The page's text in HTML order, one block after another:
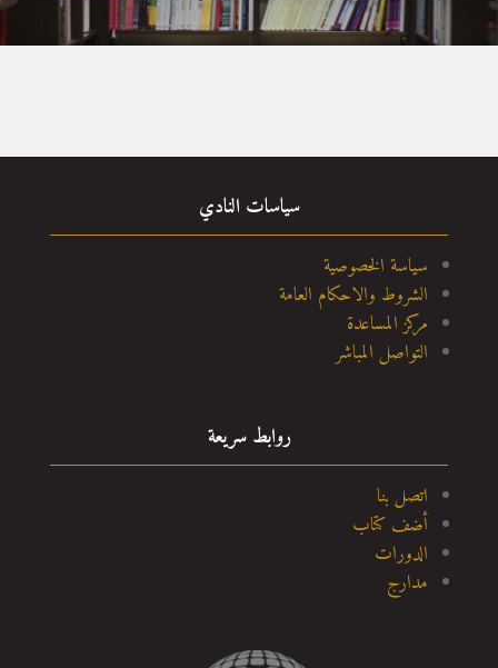
سياسات النادي
سياسة الخصوصية
الشروط والاحكام العامة
مركز المساعدة
التواصل المباشر
روابط سريعة
اتصل بنا
أضف كتاب
الدورات
مدارج